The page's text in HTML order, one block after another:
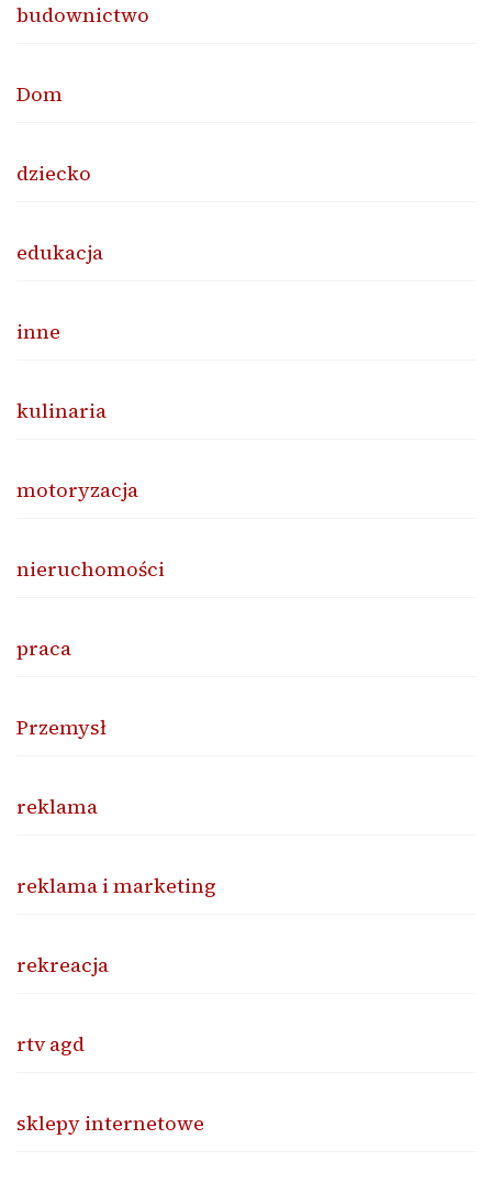
budownictwo
Dom
dziecko
edukacja
inne
kulinaria
motoryzacja
nieruchomości
praca
Przemysł
reklama
reklama i marketing
rekreacja
rtv agd
sklepy internetowe